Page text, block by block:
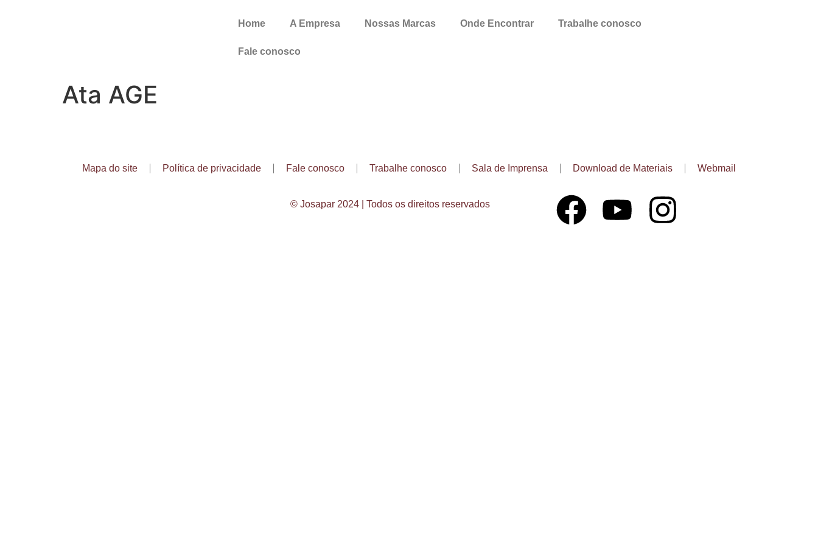
Home A Empresa Nossas Marcas Onde Encontrar Trabalhe conosco
Fale conosco
Ata AGE
Mapa do site Política de privacidade Fale conosco Trabalhe conosco Sala de Imprensa Download de Materiais Webmail
© Josapar 2024 | Todos os direitos reservados